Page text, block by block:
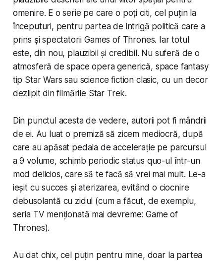
omenire. E o serie pe care o poți citi, cel puțin la
începuturi, pentru partea de intrigă politică care a
prins și spectatorii Games of Thrones. Iar totul
este, din nou, plauzibil și credibil. Nu suferă de o
atmosferă de space opera generică, space fantasy
tip Star Wars sau science fiction clasic, cu un decor
dezlipit din filmările Star Trek.
Din punctul acesta de vedere, autorii pot fi mândrii
de ei. Au luat o premiză să zicem mediocră, după
care au apăsat pedala de accelerație pe parcursul
a 9 volume, schimb periodic status quo-ul într-un
mod delicios, care să te facă să vrei mai mult. Le-a
ieșit cu succes și aterizarea, evitând o ciocnire
debusolantă cu zidul (cum a făcut, de exemplu,
seria TV menționată mai devreme: Game of
Thrones).
Au dat chix, cel puțin pentru mine, doar la partea